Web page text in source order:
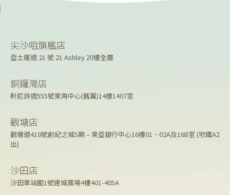
尖沙咀旗艦店
亞士厘道 21 號 21 Ashley 20樓全層
銅鑼灣店
軒尼詩道555號東角中心(舊翼)14樓1407室
觀塘店
觀塘道418號創紀之城5期 – 東亞銀行中心16樓01、02A及16B室 (地鐵A2
出)
沙田店
沙田車站圍1號連城廣場4樓401-405A